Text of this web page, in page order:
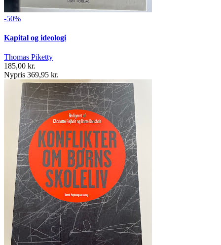
-50%
Kapital og ideologi
Thomas Piketty
185,00 kr.
Nypris 369,95 kr.